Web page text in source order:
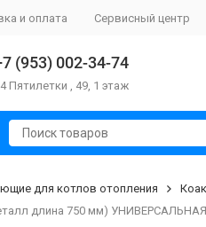
и оплата Сервисный центр
(953) 002-34-74
Пятилетки , 49, 1 этаж
для котлов отопления
длина 750 мм) УНИВЕРСАЛЬНАЯ